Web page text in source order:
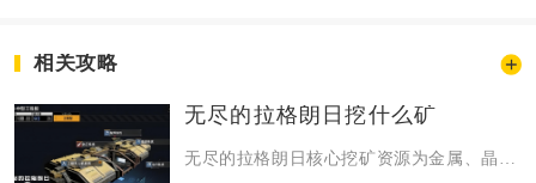
相关攻略
无尽的拉格朗日挖什么矿